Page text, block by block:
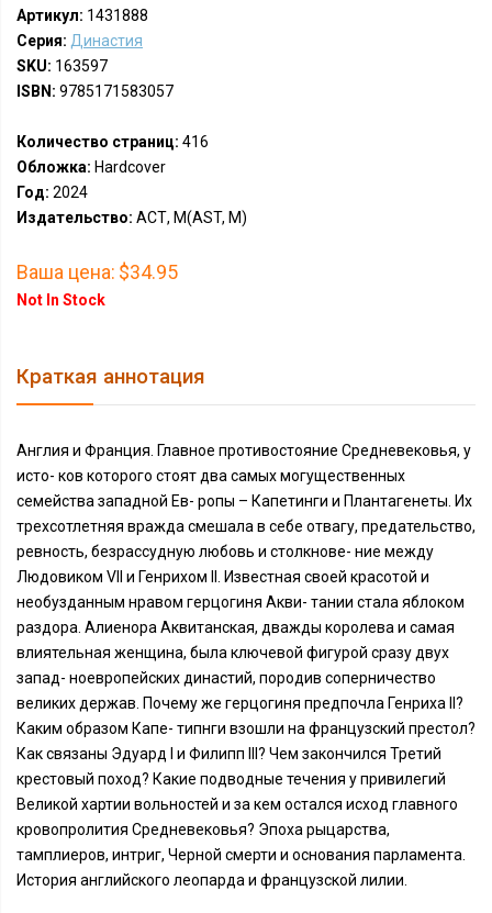
Артикул: 1431888
Серия: Династия
SKU: 163597
ISBN: 9785171583057
Количество страниц: 416
Обложка: Hardcover
Год: 2024
Издательство: АСТ, М(AST, M)
Ваша цена: $34.95
Not In Stock
Краткая аннотация
Англия и Франция. Главное противостояние Средневековья, у
исто- ков которого стоят два самых могущественных
семейства западной Ев- ропы – Капетинги и Плантагенеты. Их
трехсотлетняя вражда смешала в себе отвагу, предательство,
ревность, безрассудную любовь и столкнове- ние между
Людовиком VII и Генрихом II. Известная своей красотой и
необузданным нравом герцогиня Акви- тании стала яблоком
раздора. Алиенора Аквитанская, дважды королева и самая
влиятельная женщина, была ключевой фигурой сразу двух
запад- ноевропейских династий, породив соперничество
великих держав. Почему же герцогиня предпочла Генриха II?
Каким образом Капе- типнги взошли на французский престол?
Как связаны Эдуард I и Филипп III? Чем закончился Третий
крестовый поход? Какие подводные течения у привилегий
Великой хартии вольностей и за кем остался исход главного
кровопролития Средневековья? Эпоха рыцарства,
тамплиеров, интриг, Черной смерти и основания парламента.
История английского леопарда и французской лилии.